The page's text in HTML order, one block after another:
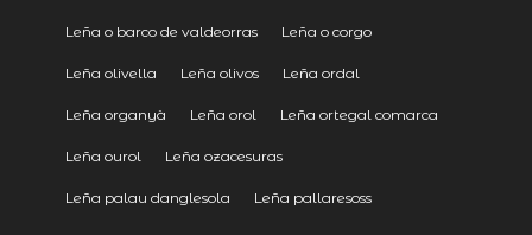
Leña o barco de valdeorras Leña o corgo
Leña olivella Leña olivos Leña ordal
Leña organyà Leña orol Leña ortegal comarca
Leña ourol Leña ozacesuras
Leña palau danglesola Leña pallaresoss